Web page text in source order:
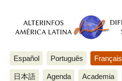
Español Português Français
日本語 Agenda Academia